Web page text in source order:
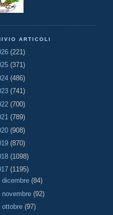
ARTICOLI
(221)
(371)
(486)
(741)
(700)
(789)
(908)
(870)
(1098)
(1195)
dicembre (84)
novembre (92)
ottobre (97)